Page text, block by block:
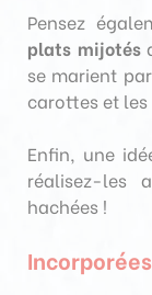
Pensez
plats mijotés
se marient
carottes et
Enfin, une
réalisez-les
hachées !